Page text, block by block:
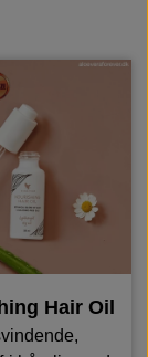
Hair Oil